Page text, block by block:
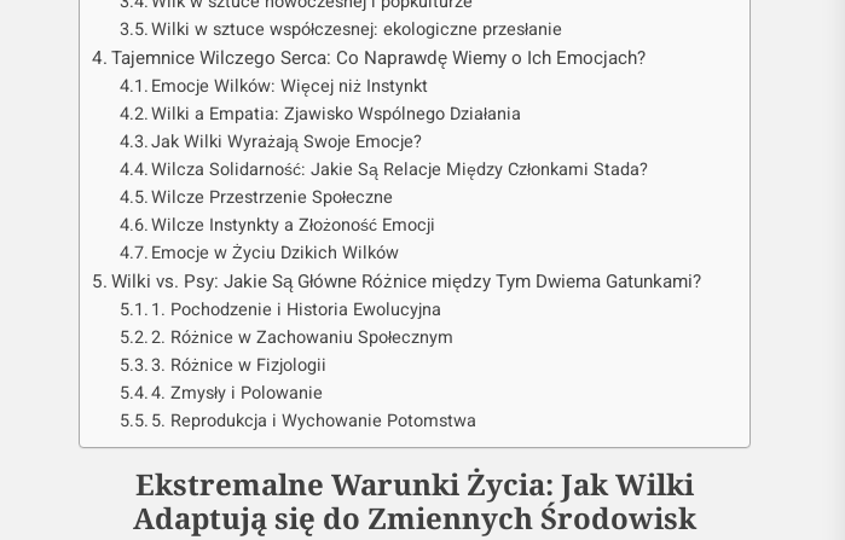
Wilki w sztuce współczesnej: ekologiczne przesłanie
Tajemnice Wilczego Serca: Co Naprawdę Wiemy o Ich Emocjach?
Emocje Wilków: Więcej niż Instynkt
Wilki a Empatia: Zjawisko Wspólnego Działania
Jak Wilki Wyrażają Swoje Emocje?
Wilcza Solidarność: Jakie Są Relacje Między Członkami Stada?
Wilcze Przestrzenie Społeczne
Wilcze Instynkty a Złożoność Emocji
Emocje w Życiu Dzikich Wilków
Wilki vs. Psy: Jakie Są Główne Różnice między Tym Dwiema Gatunkami?
1. Pochodzenie i Historia Ewolucyjna
2. Różnice w Zachowaniu Społecznym
3. Różnice w Fizjologii
4. Zmysły i Polowanie
5. Reprodukcja i Wychowanie Potomstwa
Ekstremalne Warunki Życia: Jak Wilki
Adaptują się do Zmiennych Środowisk